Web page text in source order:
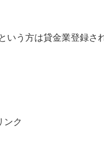
いう方は貸金業登録さ
ンク